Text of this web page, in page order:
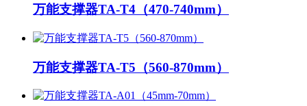
万能支撑器TA-T4（470-740mm）
万能支撑器TA-T5（560-870mm）